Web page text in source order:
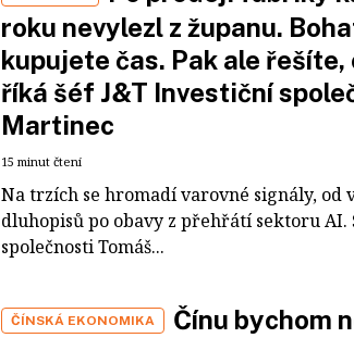
roku nevylezl z županu.
kupujete čas. Pak ale řešíte,
říká šéf J&T Investiční
Martinec
15 minut čtení
Na trzích se hromadí varovné signály, od
dluhopisů po obavy z přehřátí sektoru AI.
společnosti Tomáš...
ČÍNSKÁ EKONOMIKA
Čínu bychom